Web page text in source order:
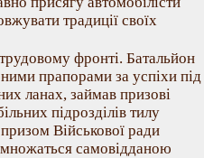
традиції своїх
фронті. Батальйон
прапорами за успіхи під
ланах, займав призові
підрозділів тилу
Військової ради
самовідданою